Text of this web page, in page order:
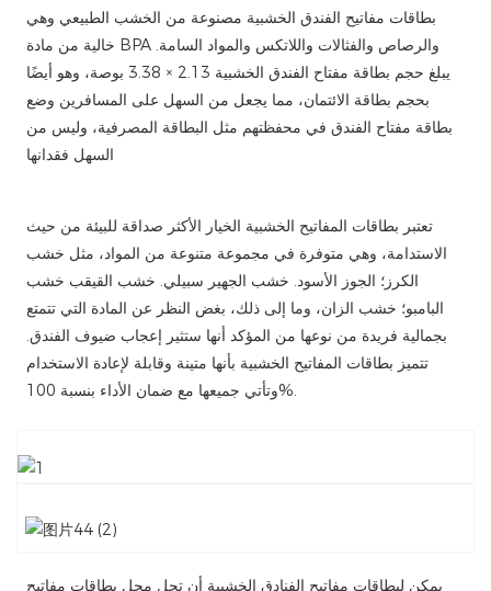
بطاقات مفاتيح الفندق الخشبية مصنوعة من الخشب الطبيعي وهي
خالية من مادة BPA والرصاص والفثالات واللاتكس والمواد السامة.
يبلغ حجم بطاقة مفتاح الفندق الخشبية 2.13 × 3.38 بوصة، وهو أيضًا
بحجم بطاقة الائتمان، مما يجعل من السهل على المسافرين وضع
بطاقة مفتاح الفندق في محفظتهم مثل البطاقة المصرفية، وليس من
السهل فقدانها
تعتبر بطاقات المفاتيح الخشبية الخيار الأكثر صداقة للبيئة من حيث
الاستدامة، وهي متوفرة في مجموعة متنوعة من المواد، مثل خشب
الكرز؛ الجوز الأسود. خشب الجهير سبيلي. خشب القيقب خشب
البامبو؛ خشب الزان، وما إلى ذلك، بغض النظر عن المادة التي تتمتع
بجمالية فريدة من نوعها من المؤكد أنها ستثير إعجاب ضيوف الفندق.
تتميز بطاقات المفاتيح الخشبية بأنها متينة وقابلة لإعادة الاستخدام
وتأتي جميعها مع ضمان الأداء بنسبة 100%.
يمكن لبطاقات مفاتيح الفنادق الخشبية أن تحل محل بطاقات مفاتيح